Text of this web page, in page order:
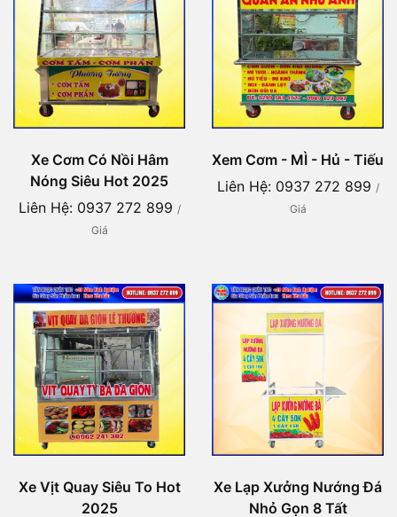
Xe Cơm Có Nồi Hâm
Nóng Siêu Hot 2025
Liên Hệ: 0937 272 899 /
Giá
Xem Cơm - MÌ - Hủ - Tiếu
Liên Hệ: 0937 272 899 /
Giá
Xe Vịt Quay Siêu To Hot
2025
Xe Lạp Xưởng Nướng Đá
Nhỏ Gọn 8 Tất